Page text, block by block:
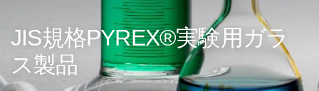
JIS規格PYREX®実験用ガラ
ス製品